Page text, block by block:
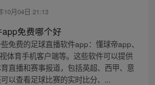
10月04日 21:13
免费哪个好
免费的足球直播软件app：懂球帝app、
体育手机客户端等。这些软件可以提供
直播和赛事报道，包括英超、西甲、意
以查看足球比赛的实时比分、...